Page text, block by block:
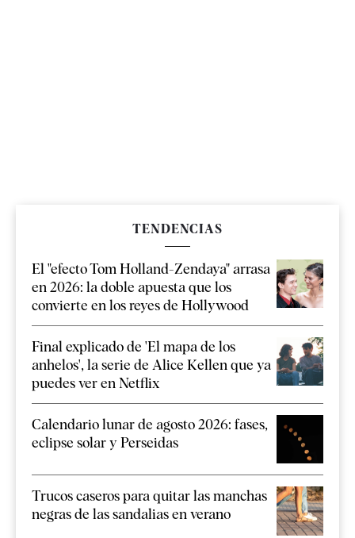
TENDENCIAS
El "efecto Tom Holland-Zendaya" arrasa
en 2026: la doble apuesta que los
convierte en los reyes de Hollywood
Final explicado de 'El mapa de los
anhelos', la serie de Alice Kellen que ya
puedes ver en Netflix
Calendario lunar de agosto 2026: fases,
eclipse solar y Perseidas
Trucos caseros para quitar las manchas
negras de las sandalias en verano